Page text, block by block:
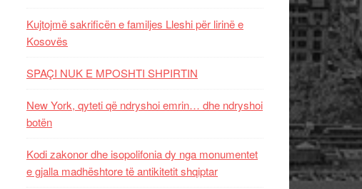
Kujtojmë sakrificën e familjes Lleshi për lirinë e
Kosovës
SPAÇI NUK E MPOSHTI SHPIRTIN
New York, qyteti që ndryshoi emrin… dhe ndryshoi
botën
Kodi zakonor dhe isopolifonia dy nga monumentet
e gjalla madhështore të antikitetit shqiptar